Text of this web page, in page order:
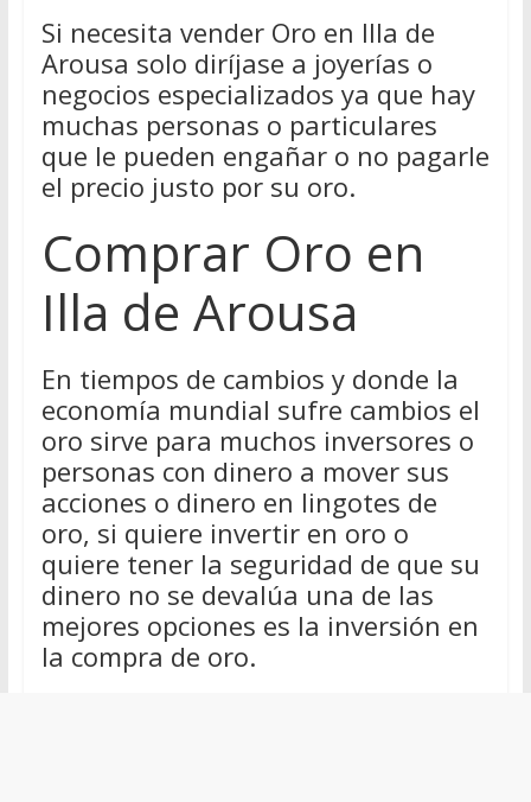
Si necesita vender Oro en Illa de
Arousa solo diríjase a joyerías o
negocios especializados ya que hay
muchas personas o particulares
que le pueden engañar o no pagarle
el precio justo por su oro.
Comprar Oro en
Illa de Arousa
En tiempos de cambios y donde la
economía mundial sufre cambios el
oro sirve para muchos inversores o
personas con dinero a mover sus
acciones o dinero en lingotes de
oro, si quiere invertir en oro o
quiere tener la seguridad de que su
dinero no se devalúa una de las
mejores opciones es la inversión en
la compra de oro.